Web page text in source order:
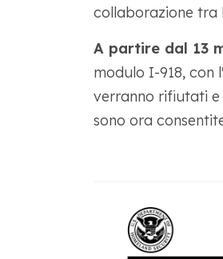
collaborazione tra
A partire dal 13
modulo I-918, con
verranno rifiutati
sono ora